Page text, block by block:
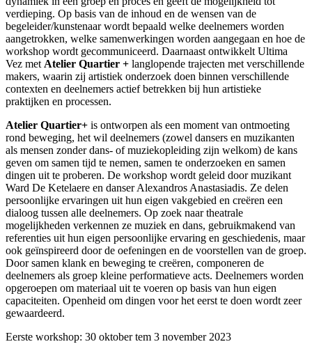
verdieping. Op basis van de inhoud en de wensen van de
begeleider/kunstenaar wordt bepaald welke deelnemers worden
aangetrokken, welke samenwerkingen worden aangegaan en hoe de
workshop wordt gecommuniceerd. Daarnaast ontwikkelt Ultima
Vez met Atelier Quartier + langlopende trajecten met verschillende
makers, waarin zij artistiek onderzoek doen binnen verschillende
contexten en deelnemers actief betrekken bij hun artistieke
praktijken en processen.
Atelier Quartier+ is ontworpen als een moment van ontmoeting
rond beweging, het wil deelnemers (zowel dansers en muzikanten
als mensen zonder dans- of muziekopleiding zijn welkom) de kans
geven om samen tijd te nemen, samen te onderzoeken en samen
dingen uit te proberen. De workshop wordt geleid door muzikant
Ward De Ketelaere en danser Alexandros Anastasiadis. Ze delen
persoonlijke ervaringen uit hun eigen vakgebied en creëren een
dialoog tussen alle deelnemers. Op zoek naar theatrale
mogelijkheden verkennen ze muziek en dans, gebruikmakend van
referenties uit hun eigen persoonlijke ervaring en geschiedenis, maar
ook geïnspireerd door de oefeningen en de voorstellen van de groep.
Door samen klank en beweging te creëren, componeren de
deelnemers als groep kleine performatieve acts. Deelnemers worden
opgeroepen om materiaal uit te voeren op basis van hun eigen
capaciteiten. Openheid om dingen voor het eerst te doen wordt zeer
gewaardeerd.
Eerste workshop: 30 oktober tem 3 november 2023